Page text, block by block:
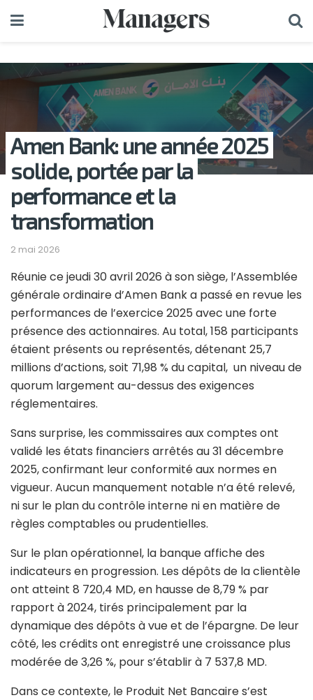
Amen Bank: une année 2025
solide, portée par la
performance et la
transformation
2 mai 2026
Réunie ce jeudi 30 avril 2026 à son siège, l’Assemblée
générale ordinaire d’Amen Bank a passé en revue les
performances de l’exercice 2025 avec une forte
présence des actionnaires. Au total, 158 participants
étaient présents ou représentés, détenant 25,7
millions d’actions, soit 71,98 % du capital, un niveau de
quorum largement au-dessus des exigences
réglementaires.
Sans surprise, les commissaires aux comptes ont
validé les états financiers arrêtés au 31 décembre
2025, confirmant leur conformité aux normes en
vigueur. Aucun manquement notable n’a été relevé,
ni sur le plan du contrôle interne ni en matière de
règles comptables ou prudentielles.
Sur le plan opérationnel, la banque affiche des
indicateurs en progression. Les dépôts de la clientèle
ont atteint 8 720,4 MD, en hausse de 8,79 % par
rapport à 2024, tirés principalement par la
dynamique des dépôts à vue et de l’épargne. De leur
côté, les crédits ont enregistré une croissance plus
modérée de 3,26 %, pour s’établir à 7 537,8 MD.
Dans ce contexte, le Produit Net Bancaire s’est